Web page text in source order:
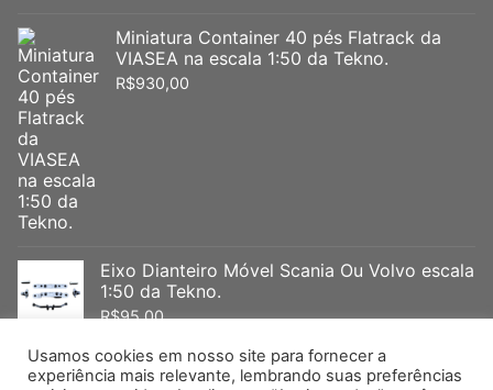
Miniatura Container 40 pés Flatrack da
VIASEA na escala 1:50 da Tekno.
R$930,00
Eixo Dianteiro Móvel Scania Ou Volvo escala
1:50 da Tekno.
R$95,00
Usamos cookies em nosso site para fornecer a
experiência mais relevante, lembrando suas preferências